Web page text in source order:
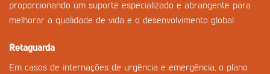
proporcionando um suporte especializado e abrangente para
melhorar a qualidade de vida e o desenvolvimento global.
Retaguarda
Em casos de internações de urgência e emergência, o plano